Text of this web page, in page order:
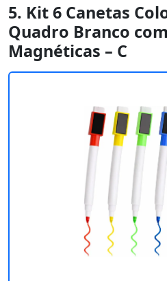
5. Kit 6 Canetas
Quadro Branco
Magnéticas – C